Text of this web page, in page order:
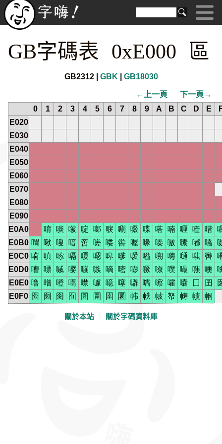
GB字碼表 0xE000 區
GB2312 | GBK GB18030
←上一頁
下一頁→
0
1 2 3 4 5 6 7 8 9 A B C D E
E020
E030
E040
E050
E060
E070
E080
E090
E0A0
唷 啖 啵 啶 啷 唳 唰 啜 喋 嗒 喃 喱 喹 喈
E0B0 喟 啾 嗖 喑 啻 嗟 喽 喾 喔 喙 嗪 嗷 嗉 嘟 嗑
E0C0 嗬 嗔 嗦 嗝 嗄 嗯 嗥 嗲 嗳 嗌 嗍 嗨 嗵 嗤 辔
E0D0 嘈 嘌 嘁 嘤 嘣 嗾 嘀 嘧 嘭 噘 嘹 噗 嘬 噍 噢
E0E0 噜 噌 噔 嚆 噤 噱 噫 噻 噼 嚅 嚓 嚯 囔 囗 囝
E0F0 囵 囫 囹 囿 圄 圊 圉 圜 帏 帙 帔 帑 帱 帻 帼
關於本站 關於字碼資料庫